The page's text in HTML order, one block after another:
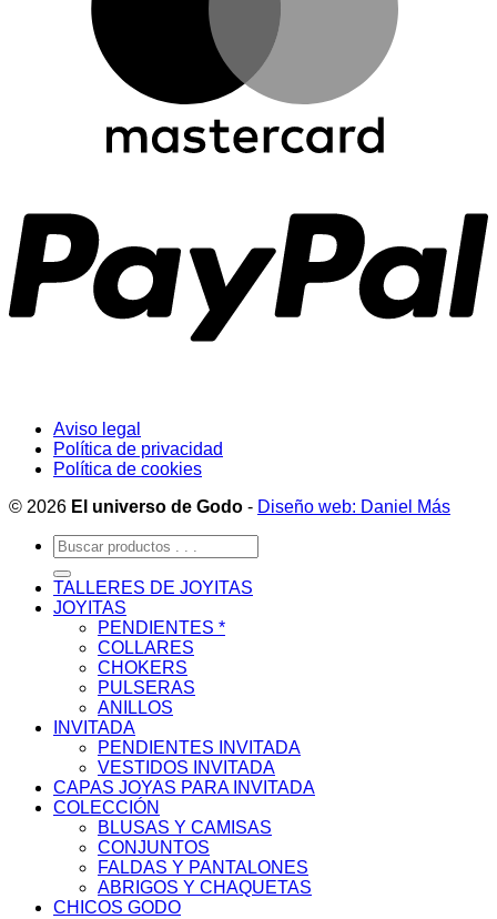
Aviso legal
Política de privacidad
Política de cookies
© 2026 El universo de Godo - Diseño web: Daniel Más
Buscar
por:
TALLERES DE JOYITAS
JOYITAS
PENDIENTES *
COLLARES
CHOKERS
PULSERAS
ANILLOS
INVITADA
PENDIENTES INVITADA
VESTIDOS INVITADA
CAPAS JOYAS PARA INVITADA
COLECCIÓN
BLUSAS Y CAMISAS
CONJUNTOS
FALDAS Y PANTALONES
ABRIGOS Y CHAQUETAS
CHICOS GODO